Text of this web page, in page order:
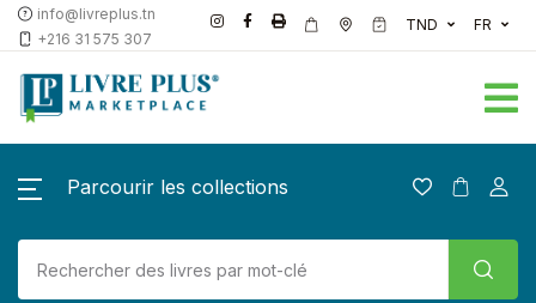
info@livreplus.tn
+216 31 575 307
TND FR
Parcourir les collections